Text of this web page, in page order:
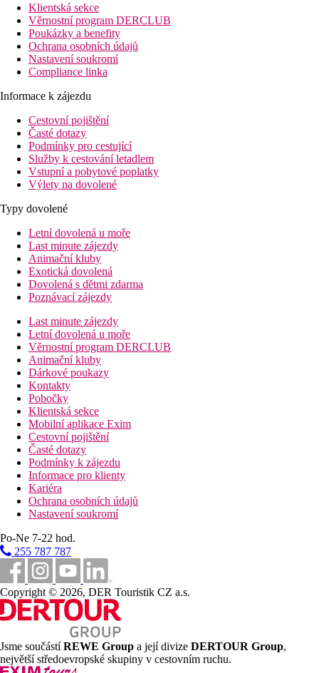
Klientská sekce
Věrnostní program DERCLUB
Poukázky a benefity
Ochrana osobních údajů
Nastavení soukromí
Compliance linka
Informace k zájezdu
Cestovní pojištění
Časté dotazy
Podmínky pro cestující
Služby k cestování letadlem
Vstupní a pobytové poplatky
Výlety na dovolené
Typy dovolené
Letní dovolená u moře
Last minute zájezdy
Animační kluby
Exotická dovolená
Dovolená s dětmi zdarma
Poznávací zájezdy
Last minute zájezdy
Letní dovolená u moře
Věrnostní program DERCLUB
Animační kluby
Dárkové poukazy
Kontakty
Pobočky
Klientská sekce
Mobilní aplikace Exim
Cestovní pojištění
Časté dotazy
Podmínky k zájezdu
Informace pro klienty
Kariéra
Ochrana osobních údajů
Nastavení soukromí
Po-Ne 7-22 hod.
255 787 787
Copyright © 2026, DER Touristik CZ a.s.
Jsme součástíREWE Group a její divize DERTOUR Group,
největší středoevropské skupiny v cestovním ruchu.